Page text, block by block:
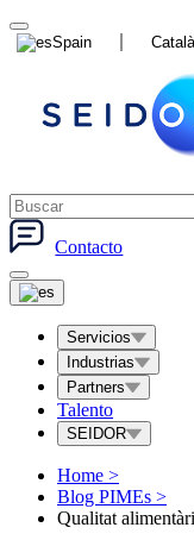
Spain Català
Contacto
Servicios
Industrias
Partners
Talento
SEIDOR
Home >
Blog PIMEs >
Qualitat